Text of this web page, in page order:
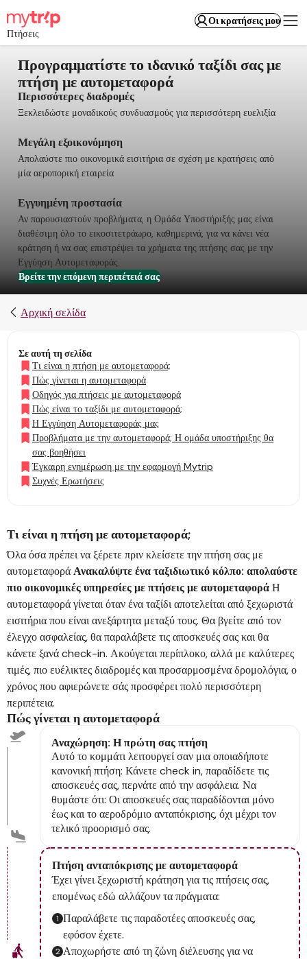
Πτήσεις
Οι κρατήσεις μου
Προγραμματίστε το ιδανικό ταξίδι σας με
πτήση με αυτομεταφορά
Περισσότερες διαδρομές
Ξεκλειδώστε μοναδικούς συνδυασμούς για περισσότερη ευελιξία
Μεγάλη εξοικονόμηση
Απολαύστε πιο οικονομικά εισιτήρια σε σχέση με κρατήσεις από
μία αεροπορική εταιρεία
Εγγυημένη προστασία
Αν παρουσιαστούν προβλήματα, η Ομάδα Υποστήριξής μας είναι
διαθέσιμη όλο το εικοσιτετράωρο, καθημερινά, για να κάνει νέα
κράτηση ή να σας επιστρέψει τα χρήματα της πτήσης σας με την
Εγγύηση Αυτομεταφοράς.
Βρείτε την επόμενη περιπέτειά σας
Αρχική σελίδα
Σε αυτή τη σελίδα
Τι είναι η πτήση με αυτομεταφορά;
Πώς γίνεται η αυτομεταφορά
Οδηγός για πτήσεις με αυτομεταφορά
Πώς είναι το ταξίδι με αυτομεταφορά;
Η Εγγύηση Αυτομεταφοράς μας
Προβλήματα με την αυτομεταφορά; Η ομάδα υποστήριξης θα
σας βοηθήσει
Έγκαιρη ενημέρωση με την εφαρμογή Mytrip
Συχνές Ερωτήσεις
Τι είναι η πτήση με αυτομεταφορά;
Όλα όσα πρέπει να ξέρετε πριν κλείσετε την πτήση σας με
αυτομεταφοράΑνακαλύψτε ένα ταξιδιωτικό κόλπο: απολαύστε
πιο οικονομικές υπηρεσίες με πτήσεις με αυτομεταφοράΗ
αυτομεταφορά γίνεται όταν ένα ταξίδι αποτελείται από ξεχωριστά
εισιτήρια που είναι ανεξάρτητα μεταξύ τους. Θα βγείτε από τον
έλεγχο ασφαλείας, θα παραλάβετε τις αποσκευές σας και θα
κάνετε ξανά check-in. Ακούγεται περίπλοκο, αλλά με καλύτερες
τιμές, πιο ευέλικτες διαδρομές και προσαρμοσμένα δρομολόγια, ο
χρόνος που αφιερώνετε σάς προσφέρει πολύ περισσότερη
περιπέτεια.
Πώς γίνεται η αυτομεταφορά
Αναχώρηση: Η πρώτη σας πτήση
Αυτό το κομμάτι λειτουργεί σαν μια οποιαδήποτε
κανονική πτήση: Κάνετε check in, παραδίδετε τις
αποσκευές σας, περνάτε από την ασφάλεια. Να
θυμάστε ότι: Οι αποσκευές σας παραδίδονται μόνο
έως και το αεροδρόμιο ανταπόκρισης, όχι μέχρι τον
τελικό προορισμό σας.
Πτήση ανταπόκρισης με αυτομεταφορά
Έχει γίνει ξεχωριστή κράτηση για τις πτήσεις σας,
επομένως εδώ αλλάζουν τα πράγματα:
Παραλάβετε τις παραδοτέες αποσκευές σας,
εφόσον έχετε.
Αποχωρήστε από τη ζώνη διέλευσης για να